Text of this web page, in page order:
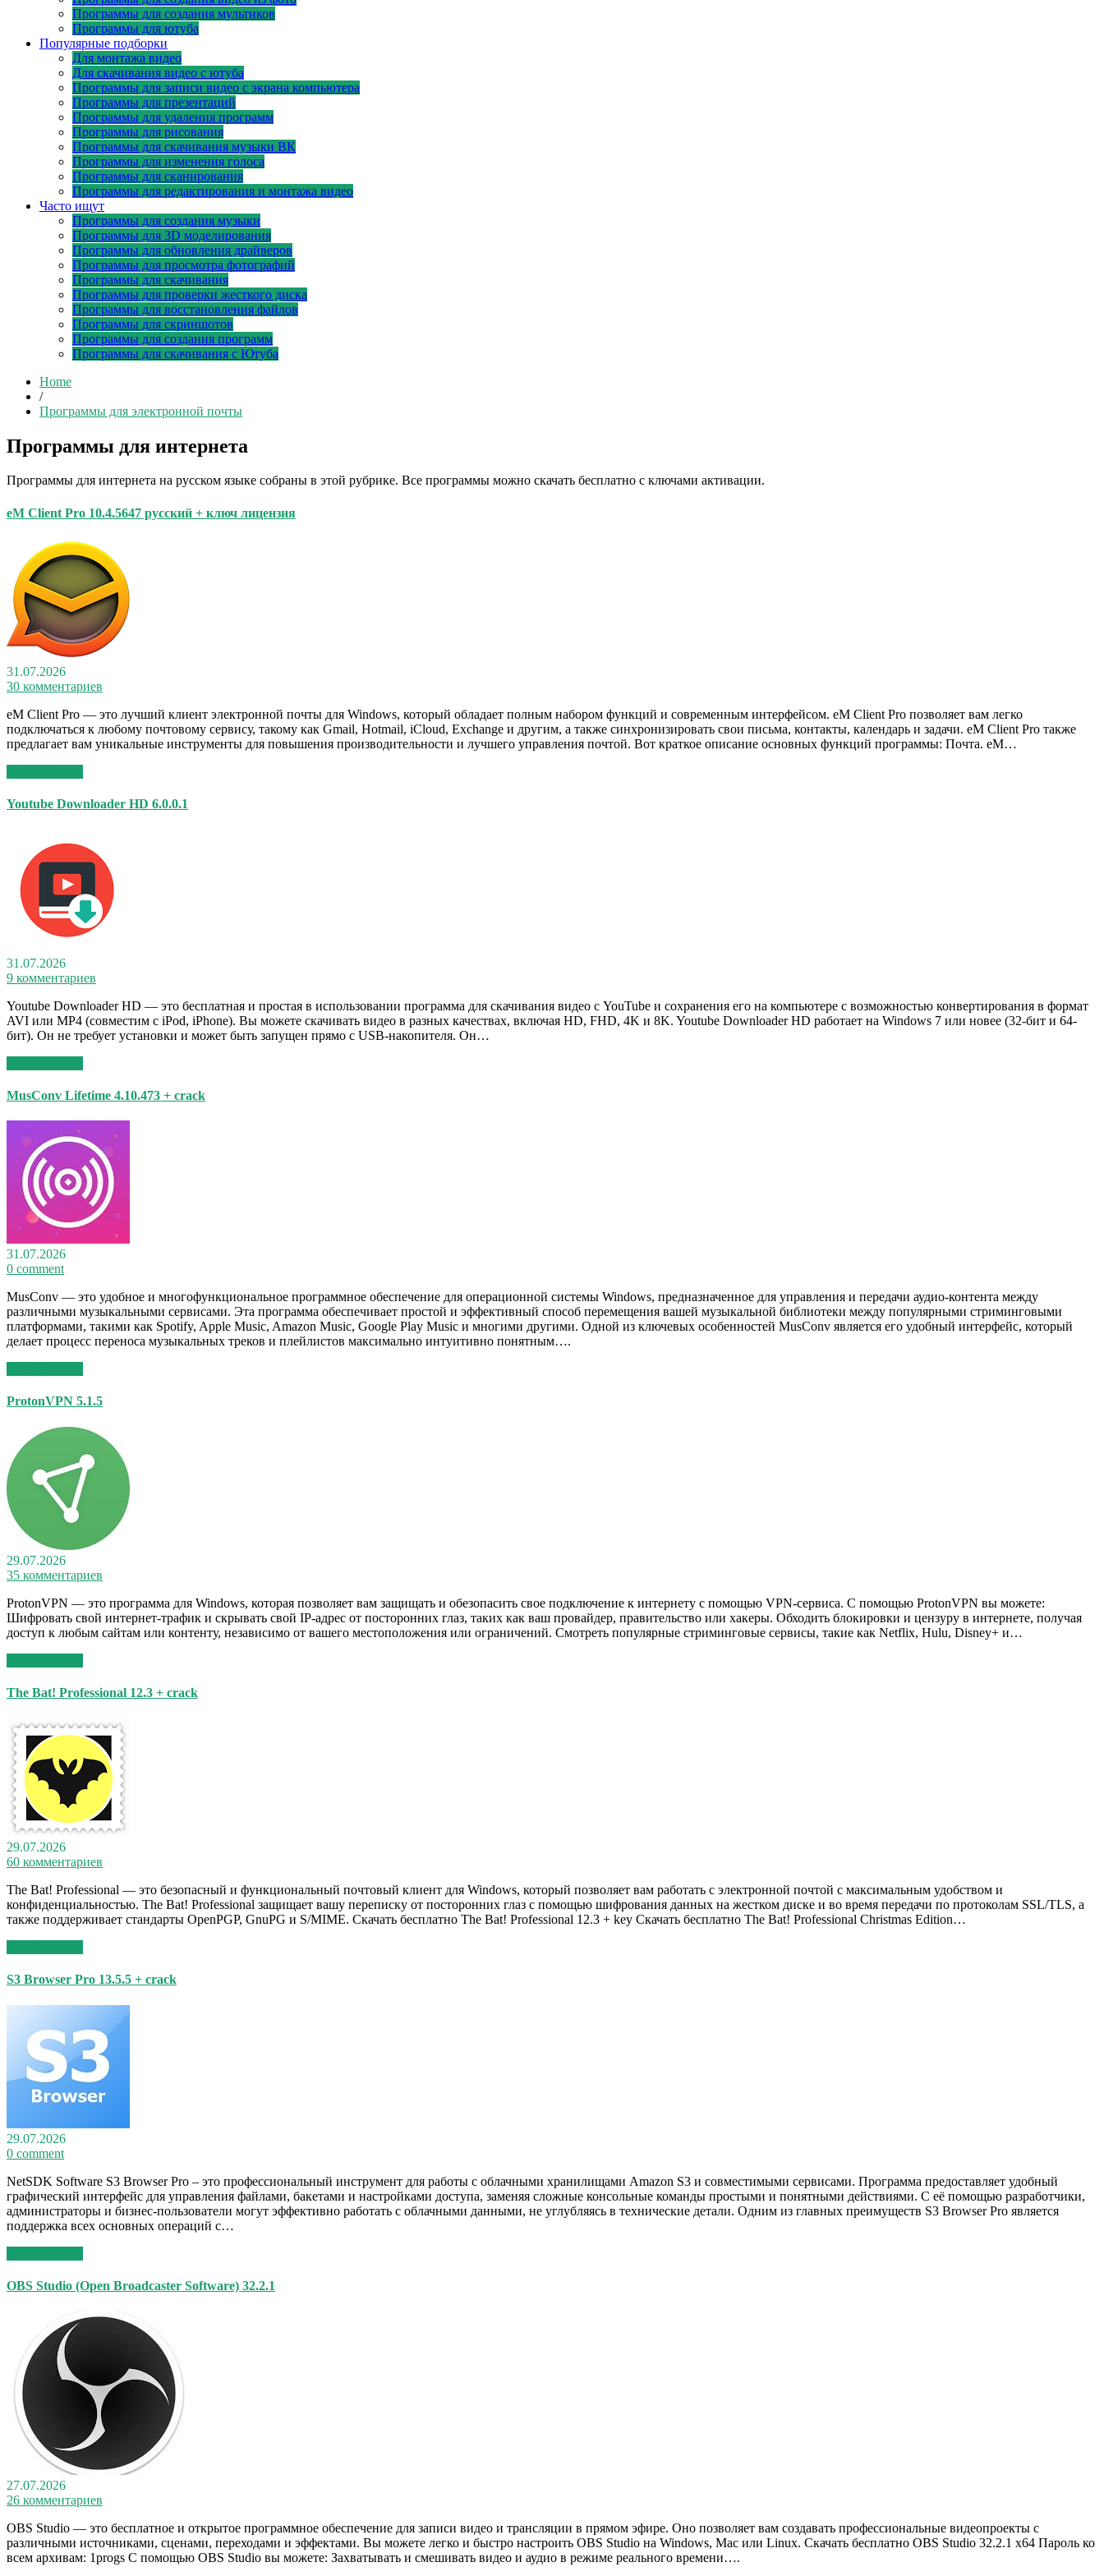
Программы для создания мультиков
Программы для ютуба
Популярные подборки
Для монтажа видео
Для скачивания видео с ютуба
Программы для записи видео с экрана компьютера
Программы для презентаций
Программы для удаления программ
Программы для рисования
Программы для скачивания музыки ВК
Программы для изменения голоса
Программы для сканирования
Программы для редактирования и монтажа видео
Часто ищут
Программы для создания музыки
Программы для 3D моделирования
Программы для обновления драйверов
Программы для просмотра фотографий
Программы для скачивания
Программы для проверки жесткого диска
Программы для восстановления файлов
Программы для скриншотов
Программы для создания программ
Программы для скачивания с Ютуба
Home
/
Программы для электронной почты
Программы для интернета
Программы для интернета на русском языке собраны в этой рубрике. Все программы можно скачать бесплатно с ключами активации.
eM Client Pro 10.4.5647 русский + ключ лицензия
31.07.2026
30 комментариев
eM Client Pro — это лучший клиент электронной почты для Windows, который обладает полным набором функций и современным интерфейсом. eM Client Pro позволяет вам легко
подключаться к любому почтовому сервису, такому как Gmail, Hotmail, iCloud, Exchange и другим, а также синхронизировать свои письма, контакты, календарь и задачи. eM Client Pro также
предлагает вам уникальные инструменты для повышения производительности и лучшего управления почтой. Вот краткое описание основных функций программы: Почта. eM…
Youtube Downloader HD 6.0.0.1
31.07.2026
9 комментариев
Youtube Downloader HD — это бесплатная и простая в использовании программа для скачивания видео с YouTube и сохранения его на компьютере с возможностью конвертирования в формат
AVI или MP4 (совместим с iPod, iPhone). Вы можете скачивать видео в разных качествах, включая HD, FHD, 4K и 8K. Youtube Downloader HD работает на Windows 7 или новее (32-бит и 64-
бит). Он не требует установки и может быть запущен прямо с USB-накопителя. Он…
MusConv Lifetime 4.10.473 + crack
31.07.2026
0 comment
MusConv — это удобное и многофункциональное программное обеспечение для операционной системы Windows, предназначенное для управления и передачи аудио-контента между
различными музыкальными сервисами. Эта программа обеспечивает простой и эффективный способ перемещения вашей музыкальной библиотеки между популярными стриминговыми
платформами, такими как Spotify, Apple Music, Amazon Music, Google Play Music и многими другими. Одной из ключевых особенностей MusConv является его удобный интерфейс, который
делает процесс переноса музыкальных треков и плейлистов максимально интуитивно понятным….
ProtonVPN 5.1.5
29.07.2026
35 комментариев
ProtonVPN — это программа для Windows, которая позволяет вам защищать и обезопасить свое подключение к интернету с помощью VPN-сервиса. С помощью ProtonVPN вы можете:
Шифровать свой интернет-трафик и скрывать свой IP-адрес от посторонних глаз, таких как ваш провайдер, правительство или хакеры. Обходить блокировки и цензуру в интернете, получая
доступ к любым сайтам или контенту, независимо от вашего местоположения или ограничений. Смотреть популярные стриминговые сервисы, такие как Netflix, Hulu, Disney+ и…
The Bat! Professional 12.3 + crack
29.07.2026
60 комментариев
The Bat! Professional — это безопасный и функциональный почтовый клиент для Windows, который позволяет вам работать с электронной почтой с максимальным удобством и
конфиденциальностью. The Bat! Professional защищает вашу переписку от посторонних глаз с помощью шифрования данных на жестком диске и во время передачи по протоколам SSL/TLS, а
также поддерживает стандарты OpenPGP, GnuPG и S/MIME. Скачать бесплатно The Bat! Professional 12.3 + key Скачать бесплатно The Bat! Professional Christmas Edition…
S3 Browser Pro 13.5.5 + crack
29.07.2026
0 comment
NetSDK Software S3 Browser Pro – это профессиональный инструмент для работы с облачными хранилищами Amazon S3 и совместимыми сервисами. Программа предоставляет удобный
графический интерфейс для управления файлами, бакетами и настройками доступа, заменяя сложные консольные команды простыми и понятными действиями. С её помощью разработчики,
администраторы и бизнес-пользователи могут эффективно работать с облачными данными, не углубляясь в технические детали. Одним из главных преимуществ S3 Browser Pro является
поддержка всех основных операций с…
OBS Studio (Open Broadcaster Software) 32.2.1
27.07.2026
26 комментариев
OBS Studio — это бесплатное и открытое программное обеспечение для записи видео и трансляции в прямом эфире. Оно позволяет вам создавать профессиональные видеопроекты с
различными источниками, сценами, переходами и эффектами. Вы можете легко и быстро настроить OBS Studio на Windows, Mac или Linux. Скачать бесплатно OBS Studio 32.2.1 x64 Пароль ко
всем архивам: 1progs С помощью OBS Studio вы можете: Захватывать и смешивать видео и аудио в режиме реального времени….